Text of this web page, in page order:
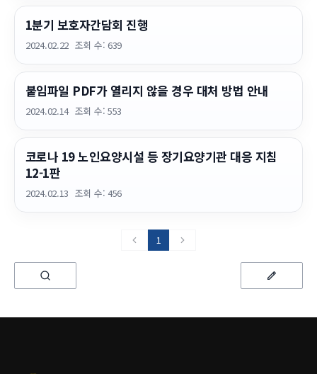
1분기 보호자간담회 진행
2024.02.22 조회 수: 639
붙임파일 PDF가 열리지 않을 경우 대처 방법 안내
2024.02.14 조회 수: 553
코로나 19 노인요양시설 등 장기요양기관 대응 지침
12-1판
2024.02.13 조회 수: 456
1